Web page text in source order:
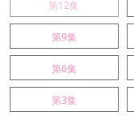
第12集
第9集
第6集
第3集